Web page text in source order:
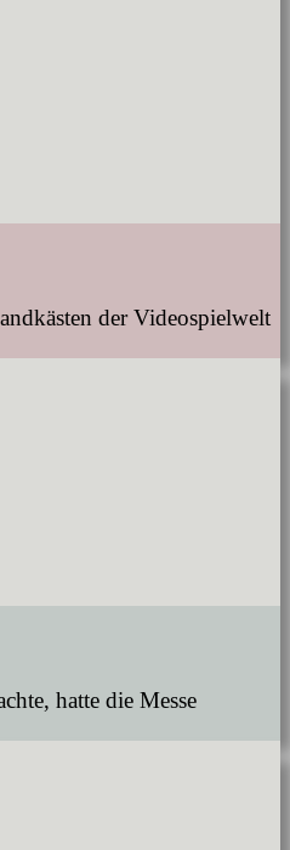
der Videospielwelt
hatte die Messe